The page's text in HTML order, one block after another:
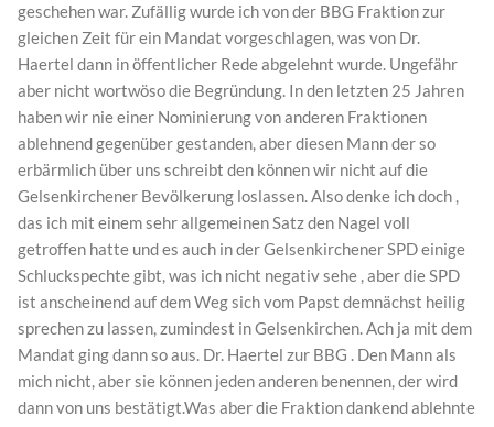
geschehen war. Zufällig wurde ich von der BBG Fraktion zur
gleichen Zeit für ein Mandat vorgeschlagen, was von Dr.
Haertel dann in öffentlicher Rede abgelehnt wurde. Ungefähr
aber nicht wortwöso die Begründung. In den letzten 25 Jahren
haben wir nie einer Nominierung von anderen Fraktionen
ablehnend gegenüber gestanden, aber diesen Mann der so
erbärmlich über uns schreibt den können wir nicht auf die
Gelsenkirchener Bevölkerung loslassen. Also denke ich doch ,
das ich mit einem sehr allgemeinen Satz den Nagel voll
getroffen hatte und es auch in der Gelsenkirchener SPD einige
Schluckspechte gibt, was ich nicht negativ sehe , aber die SPD
ist anscheinend auf dem Weg sich vom Papst demnächst heilig
sprechen zu lassen, zumindest in Gelsenkirchen. Ach ja mit dem
Mandat ging dann so aus. Dr. Haertel zur BBG . Den Mann als
mich nicht, aber sie können jeden anderen benennen, der wird
dann von uns bestätigt.Was aber die Fraktion dankend ablehnte